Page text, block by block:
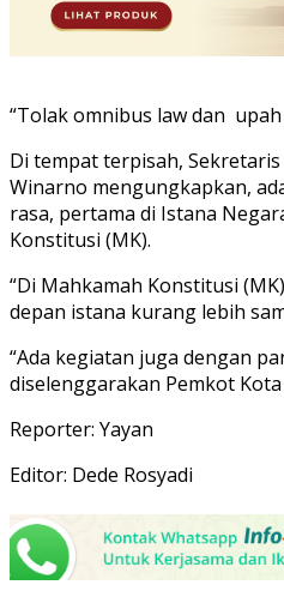
“Tolak omnibus law dan
Di tempat terpisah, Sekretaris
Winarno mengungkapkan,
rasa, pertama di Istana
Konstitusi (MK).
“Di Mahkamah Konstitusi
depan istana kurang lebih
“Ada kegiatan juga dengan
diselenggarakan Pemkot
Reporter: Yayan
Editor: Dede Rosyadi